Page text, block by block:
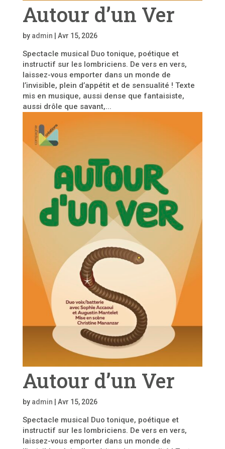
Autour d’un Ver
by admin Avr 15, 2026
Spectacle musical Duo tonique, poétique et
instructif sur les lombriciens. De vers en vers,
laissez-vous emporter dans un monde de
l’invisible, plein d’appétit et de sensualité ! Texte
mis en musique, aussi dense que fantaisiste,
aussi drôle que savant,...
Autour d’un Ver
by admin Avr 15, 2026
Spectacle musical Duo tonique, poétique et
instructif sur les lombriciens. De vers en vers,
laissez-vous emporter dans un monde de